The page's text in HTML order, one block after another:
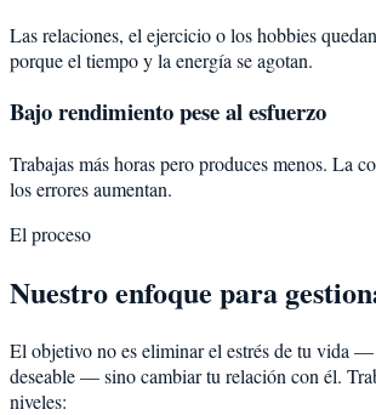
Las relaciones, el ejercicio o los hobbies
porque el tiempo y la energía se agotan.
Bajo rendimiento pese al esfuerzo
Trabajas más horas pero produces menos. La
los errores aumentan.
El proceso
Nuestro enfoque para
El objetivo no es eliminar el estrés de tu vida —
deseable — sino cambiar tu relación con él.
niveles: